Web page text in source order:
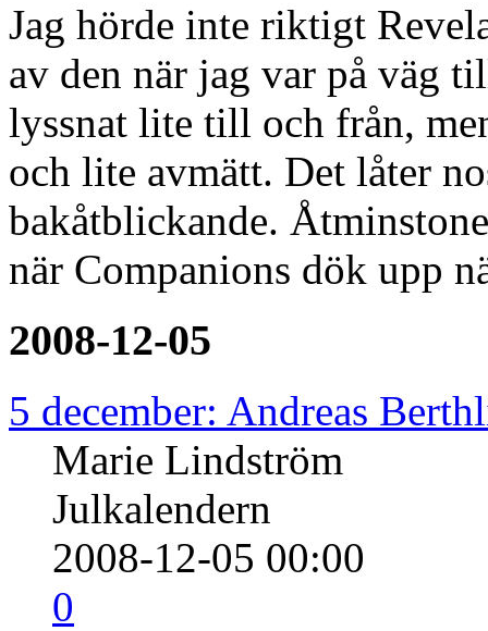
Jag hörde inte riktigt
av den när jag var på väg
lyssnat lite till och från,
och lite avmätt. Det låter
bakåtblickande.
när Companions dök upp
2008-12-05
5 december: Andreas
Marie Lindström
Julkalendern
2008-12-05 00:00
0